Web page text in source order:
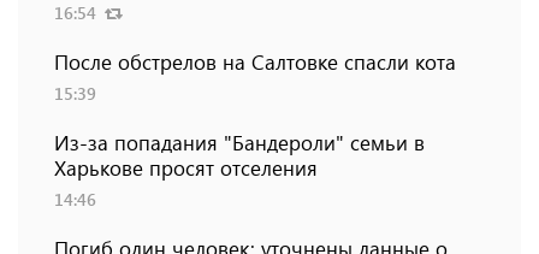
16:54
После обстрелов на Салтовке спасли кота
15:39
Из-за попадания "Бандероли" семьи в
Харькове просят отселения
14:46
Погиб один человек: уточнены данные о